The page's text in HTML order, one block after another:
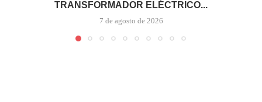
TRANSFORMADOR ELÉCTRICO...
7 de agosto de 2026